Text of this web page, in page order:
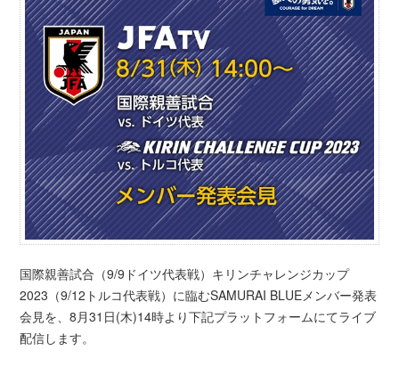
国際親善試合（9/9ドイツ代表戦）キリンチャレンジカップ
2023（9/12トルコ代表戦）に臨むSAMURAI BLUEメンバー発表
会見を、8月31日(木)14時より下記プラットフォームにてライブ
配信します。